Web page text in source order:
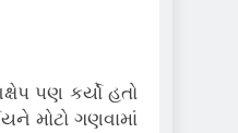
પણ કર્યો હતો
મોટો ગણવામાં